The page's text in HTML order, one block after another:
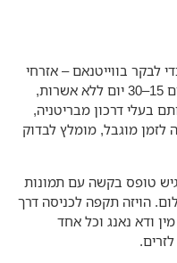
בווייטנאם – אזרחי
מדינות אסיה ונורדיות מסוימות מקבלים 15–30 יום ללא אשרות,
בעלי דרכון מבריטניה,
מוגבל, מומלץ לבדוק
טופס בקשה עם תמונות
תקפה לכניסה דרך
נאנג וכל אחד